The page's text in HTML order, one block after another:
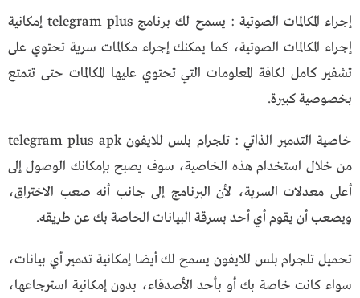
إجراء المكالمات الصوتية : يسمح لك برنامج telegram plus إمكانية
إجراء المكالمات الصوتية، كما يمكنك إجراء مكالمات سرية تحتوي على
تشفير كامل لكافة المعلومات التي تحتوي عليها المكالمات حتى تتمتع
بخصوصية كبيرة.
خاصية التدمير الذاتي : تلجرام بلس للايفون telegram plus apk
من خلال استخدام هذه الخاصية، سوف يصبح بإمكانك الوصول إلى
أعلى معدلات السرية، لأن البرنامج إلى جانب أنه صعب الاختراق،
ويصعب أن يقوم أي أحد بسرقة البيانات الخاصة بك عن طريقه.
تحميل تلجرام بلس للايفون يسمح لك أيضا إمكانية تدمير أي بيانات،
سواء كانت خاصة بك أو بأحد الأصدقاء، بدون إمكانية استرجاعها،